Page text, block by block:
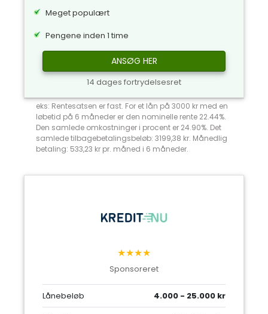
Meget populært
Pengene inden 1 time
ANSØG HER
14 dages fortrydelsesret
eks: Rentesatsen er fast. For et lån på 3000 kr med en
løbetid på 6 måneder er den nominelle rente 22.44%.
Den samlede omkostninger i procent er 24.90%. Det
samlede tilbagebetalingsbeløb: 3199,38 kr. Månedlig
betaling: 533,23 kr pr. måned i 6 måneder.
★★★★
Sponsoreret
Lånebeløb
4.000 - 25.000 kr